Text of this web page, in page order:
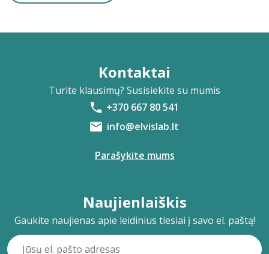
Kontaktai
Turite klausimų? Susisiekite su mumis
+370 667 80 541
info@elvislab.lt
Parašykite mums
Naujienlaiškis
Gaukite naujienas apie leidinius tiesiai į savo el. paštą!